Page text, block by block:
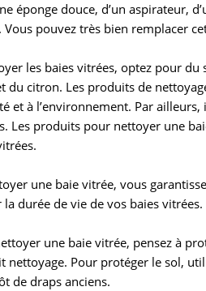
éponge douce, d’un aspirateur,
pouvez très bien remplacer
les baies vitrées, optez pour
du citron. Les produits de
et à l’environnement. Par
Les produits pour nettoyer une
une baie vitrée, vous
durée de vie de vos baies vitrées.
une baie vitrée, pensez à
nettoyage. Pour protéger le sol,
de draps anciens.